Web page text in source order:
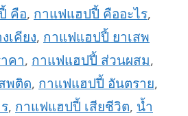
คือ, กาแฟแฮปปี้ คืออะไร,
เคียง, กาแฟแฮปปี้ ยาเสพ
คา, กาแฟแฮปปี้ ส่วนผสม,
พติด, กาแฟแฮปปี้ อันตราย,
, กาแฟแฮปปี้ เสียชีวิต, น้ำ